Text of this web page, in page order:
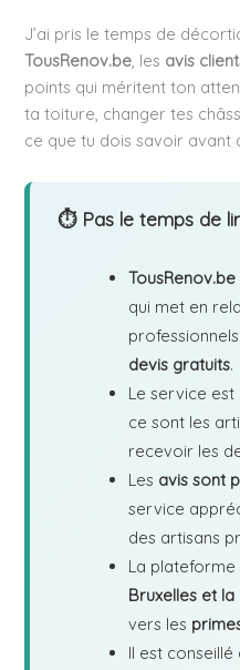
J’ai pris le temps de
TousRenov.be, les avis
points qui méritent ton
ta toiture, changer tes
ce que tu dois savoir avant
⏱ Pas le temps de
TousRenov.be
qui met en
devis gratuits.
Le service est
ce sont les
recevoir les
Les avis sont
service
des artisans
La
Bruxelles et la
vers les
Il est conseillé